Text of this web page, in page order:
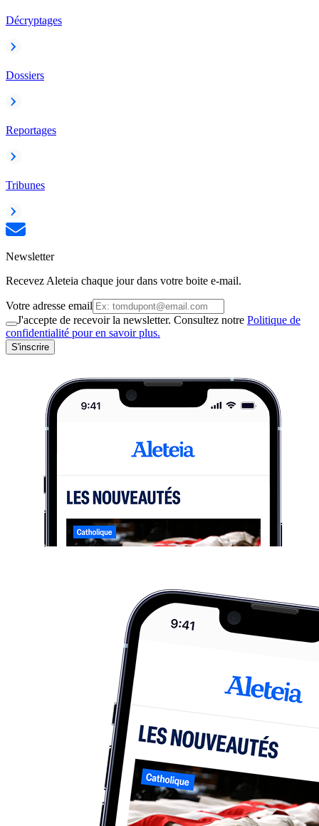
Décryptages
Dossiers
Reportages
Tribunes
Newsletter
Recevez Aleteia chaque jour dans votre boite e-mail.
Votre adresse email
J'accepte de recevoir la newsletter. Consultez notre Politique de
confidentialité pour en savoir plus.
S'inscrire